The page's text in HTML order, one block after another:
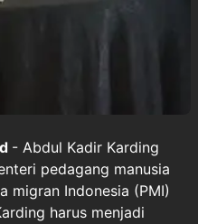
- Abdul Kadir Karding
pedagang manusia
migran Indonesia (PMI)
harus menjadi